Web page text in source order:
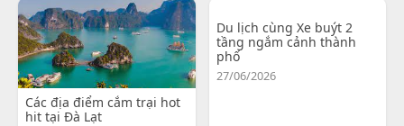
Các địa điểm cắm trại hot
hit tại Đà Lạt
Du lịch cùng Xe buýt 2
tầng ngắm cảnh thành
phố
27/06/2026